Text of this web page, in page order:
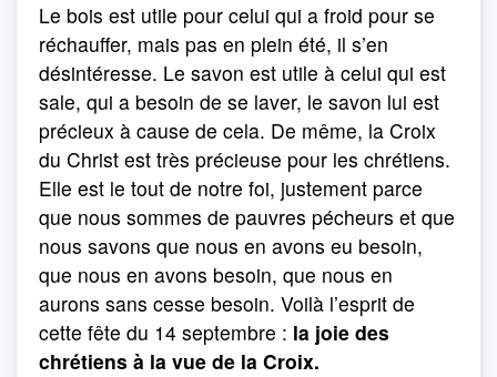
Le bois est utile pour celui qui a froid pour se
réchauffer, mais pas en plein été, il s’en
désintéresse. Le savon est utile à celui qui est
sale, qui a besoin de se laver, le savon lui est
précieux à cause de cela. De même, la Croix
du Christ est très précieuse pour les chrétiens.
Elle est le tout de notre foi, justement parce
que nous sommes de pauvres pécheurs et que
nous savons que nous en avons eu besoin,
que nous en avons besoin, que nous en
aurons sans cesse besoin. Voilà l’esprit de
cette fête du 14 septembre : la joie des
chrétiens à la vue de la Croix.